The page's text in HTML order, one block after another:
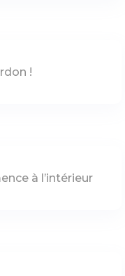
!
à l’intérieur